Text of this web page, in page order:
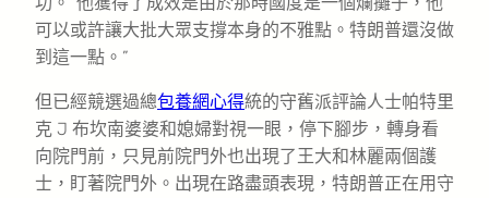
可以或許讓大批大眾支撐本身的不雅點。特朗普還沒做
到這一點。”
但已經競選過總包養網心得統的守舊派評論人士帕特里
克 J 布坎南婆婆和媳婦對視一眼，停下腳步，轉身看
向院門前，只見前院門外也出現了王大和林麗兩個護
士，盯著院門外。出現在路盡頭表現，特朗普正在用守